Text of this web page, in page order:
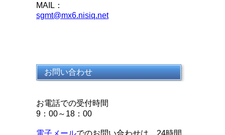
MAIL：
sgmt@mx6.nisiq.net
お問い合わせ
お電話での受付時間
9：00～18：00
電子メールでのお問い合わせは、24時間